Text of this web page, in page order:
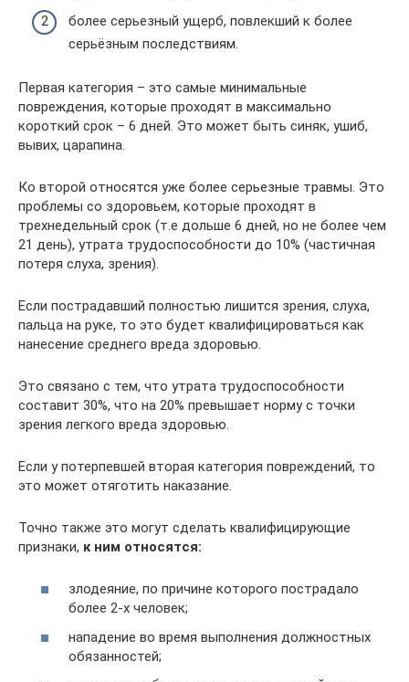
более серьезный ущерб, повлекший к более
серьёзным последствиям.
Первая категория – это самые минимальные
повреждения, которые проходят в максимально
короткий срок – 6 дней. Это может быть синяк, ушиб,
вывих, царапина.
Ко второй относятся уже более серьезные травмы. Это
проблемы со здоровьем, которые проходят в
трехнедельный срок (т.е дольше 6 дней, но не более чем
21 день), утрата трудоспособности до 10% (частичная
потеря слуха, зрения).
Если пострадавший полностью лишится зрения, слуха,
пальца на руке, то это будет квалифицироваться как
нанесение среднего вреда здоровью.
Это связано с тем, что утрата трудоспособности
составит 30%, что на 20% превышает норму с точки
зрения легкого вреда здоровью.
Если у потерпевшей вторая категория повреждений, то
это может отяготить наказание.
Точно также это могут сделать квалифицирующие
признаки, к ним относятся:
злодеяние, по причине которого пострадало
более 2-х человек;
нападение во время выполнения должностных
обязанностей;